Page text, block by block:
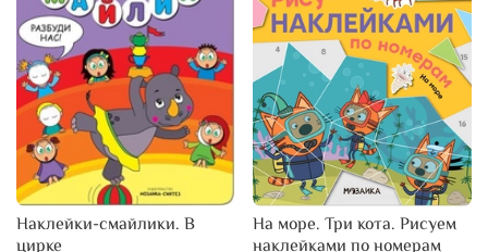
Наклейки-смайлики. В
На море. Три кота. Рисуем